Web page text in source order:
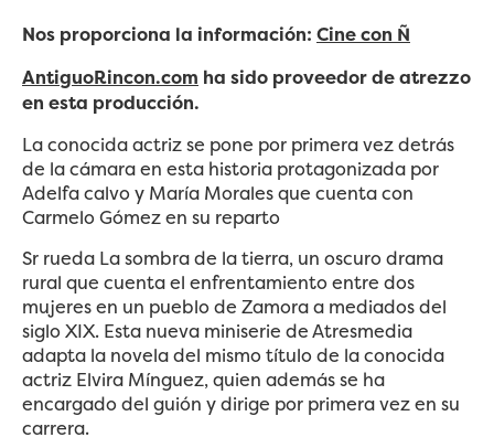
Nos proporciona la información: Cine con Ñ
AntiguoRincon.com ha sido proveedor de atrezzo
en esta producción.
La conocida actriz se pone por primera vez detrás
de la cámara en esta historia protagonizada por
Adelfa calvo y María Morales que cuenta con
Carmelo Gómez en su reparto
Sr rueda La sombra de la tierra, un oscuro drama
rural que cuenta el enfrentamiento entre dos
mujeres en un pueblo de Zamora a mediados del
siglo XIX. Esta nueva miniserie de Atresmedia
adapta la novela del mismo título de la conocida
actriz Elvira Mínguez, quien además se ha
encargado del guión y dirige por primera vez en su
carrera.